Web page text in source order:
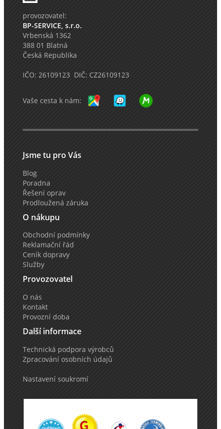
provozovatel:
BP-SERVICE, s.r.o.
Vrbenská 1362
388 01 Blatná
Česká Republika
IČO: 26109123 DIČ: CZ26109123
Vaše cesta k nám:
Jsme tu pro Vás
Blog
Poradna
Řešení oprav
Prodloužená záruka
O nákupu
Obchodní podmínky
Reklamační řád
Ceník dopravy
Služby
Provozovatel
O nás
Kontakt
Provozní doba
Další informace
Technická podpora výrobců
Zpracování osobních údajů
Nastavení soukromí